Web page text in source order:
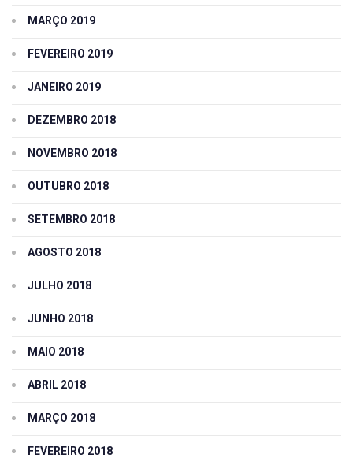
MARÇO 2019
FEVEREIRO 2019
JANEIRO 2019
DEZEMBRO 2018
NOVEMBRO 2018
OUTUBRO 2018
SETEMBRO 2018
AGOSTO 2018
JULHO 2018
JUNHO 2018
MAIO 2018
ABRIL 2018
MARÇO 2018
FEVEREIRO 2018